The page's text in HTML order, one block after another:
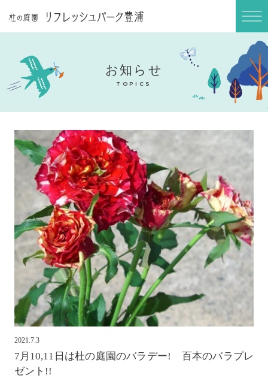
ご利用案内
アクセス
ACCESS
お知らせ
TOPICS
7月10,11日は杜の庭園のバラデー! 百本のバラプレ
ゼント!!
2021.7.3